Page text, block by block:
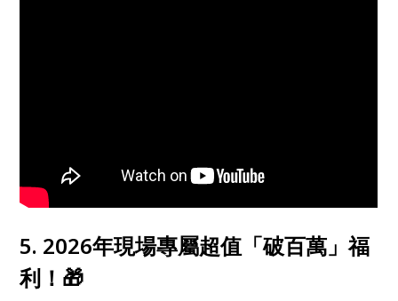
5. 2026年現場專屬超值「破百萬」福
利！🎁